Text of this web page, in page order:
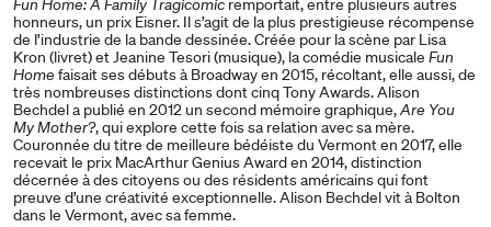
Fun Home: A Family Tragicomic remportait, entre plusieurs autres
honneurs, un prix Eisner. Il s’agit de la plus prestigieuse récompense
de l’industrie de la bande dessinée. Créée pour la scène par Lisa
Kron (livret) et Jeanine Tesori (musique), la comédie musicale Fun
Home faisait ses débuts à Broadway en 2015, récoltant, elle aussi, de
très nombreuses distinctions dont cinq Tony Awards. Alison
Bechdel a publié en 2012 un second mémoire graphique,Are You
My Mother?, qui explore cette fois sa relation avec sa mère.
Couronnée du titre de meilleure bédéiste du Vermont en 2017, elle
recevait le prix MacArthur Genius Award en 2014, distinction
décernée à des citoyens ou des résidents américains qui font
preuve d’une créativité exceptionnelle. Alison Bechdel vit à Bolton
dans le Vermont, avec sa femme.